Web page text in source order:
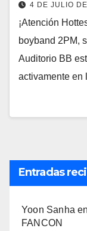
4 DE JULIO
¡Atención
boyband 2PM,
Auditorio BB
activamente
Entradas
Yoon Sanha
FANCON